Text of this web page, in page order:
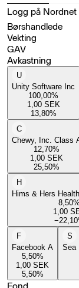
Logg på Nordnet
Børshandlede
Vekting
GAV
Avkastning
U
Unity Software Inc
100,00%
1,00 SEK
13,80%
C
Chewy, Inc. Class
12,70%
1,00 SEK
25,50%
H
Hims & Hers
8,50%
1,00
−22,10
F
Facebook A
5,50%
1,00 SEK
5,50%
S
Sea